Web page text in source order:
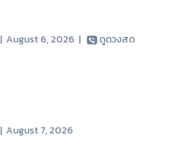
| August 6, 2026 | ดูดวงสด
| August 7, 2026